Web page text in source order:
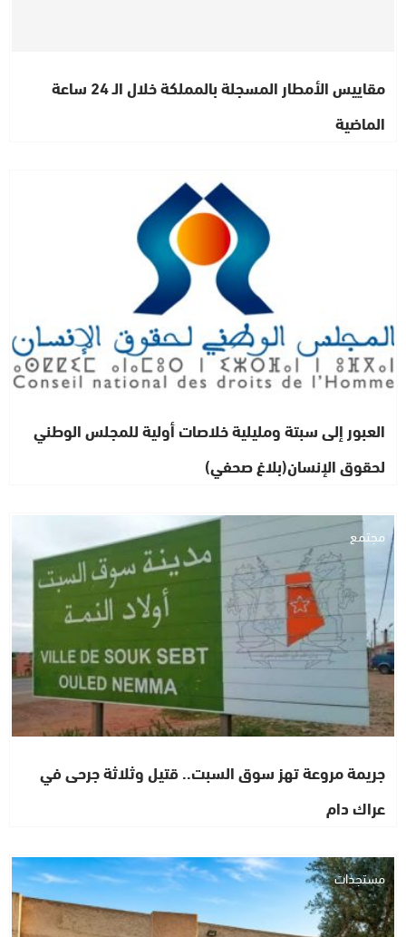
مقاييس الأمطار المسجلة بالمملكة خلال الـ 24 ساعة
الماضية
العبور إلى سبتة ومليلية خلاصات أولية للمجلس الوطني
لحقوق الإنسان(بلاغ صحفي)
مجتمع
جريمة مروعة تهز سوق السبت.. قتيل وثلاثة جرحى في
عراك دام
مستجدات